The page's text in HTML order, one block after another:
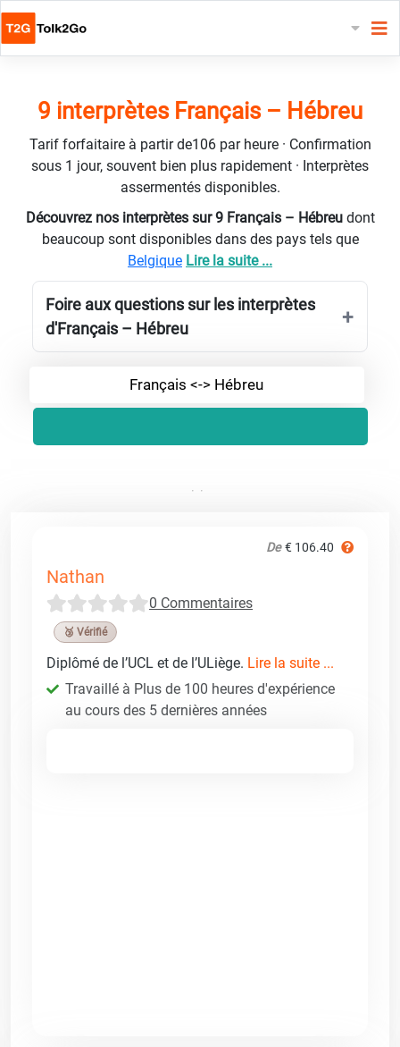
9 interprètes Français – Hébreu
Tarif forfaitaire à partir de106 par heure · Confirmation
sous 1 jour, souvent bien plus rapidement · Interprètes
assermentés disponibles.
Découvrez nos interprètes sur 9 Français – Hébreu dont
beaucoup sont disponibles dans des pays tels que
Belgique Lire la suite ...
Foire aux questions sur les interprètes
d'Français – Hébreu
Français <-> Hébreu
De € 106.40
Nathan
0 Commentaires
🥉 Vérifié
Diplômé de l’UCL et de l’ULiège. Lire la suite ...
Travaillé à Plus de 100 heures d'expérience
au cours des 5 dernières années